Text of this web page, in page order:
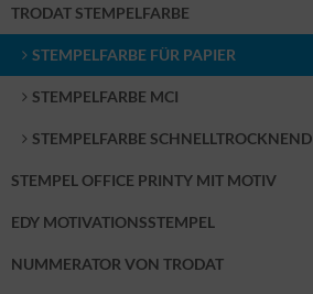
TRODAT STEMPELFARBE
STEMPELFARBE FÜR PAPIER
STEMPELFARBE MCI
STEMPELFARBE SCHNELLTROCKNEND
STEMPEL OFFICE PRINTY MIT MOTIV
EDY MOTIVATIONSSTEMPEL
NUMMERATOR VON TRODAT